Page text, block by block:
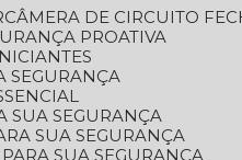
CÂMERA DE CIRCUITO
PROATIVA
SEGURANÇA
SUA SEGURANÇA
SUA SEGURANÇA
SUA SEGURANÇA